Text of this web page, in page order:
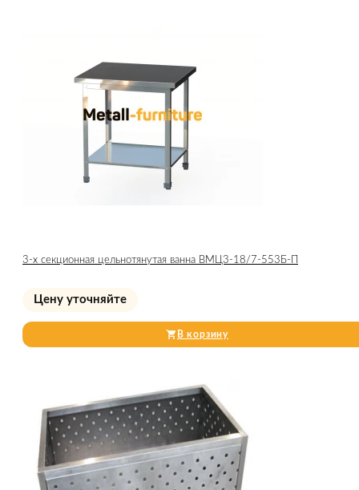
3-х секционная цельнотянутая ванна ВМЦ3-18/7-553Б-П
Цену уточняйте
В корзину